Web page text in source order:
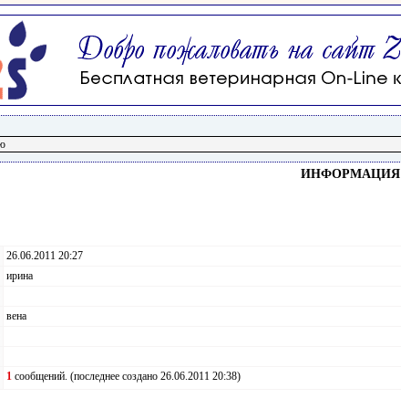
ИНФОРМАЦИЯ
26.06.2011 20:27
ирина
вена
1 сообщений. (последнее создано 26.06.2011 20:38)